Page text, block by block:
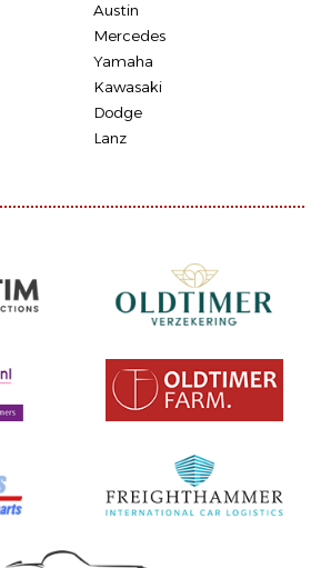
Austin
Mercedes
Yamaha
Kawasaki
Dodge
Lanz